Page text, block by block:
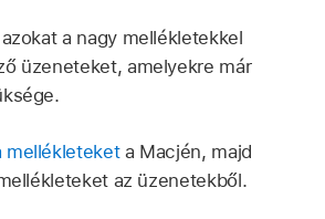
azokat a nagy mellékletekkel
üzeneteket, amelyekre már
mellékleteketa Macjén, majd
az üzenetekből.